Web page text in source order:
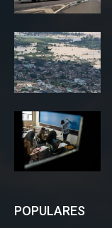
POPULARES